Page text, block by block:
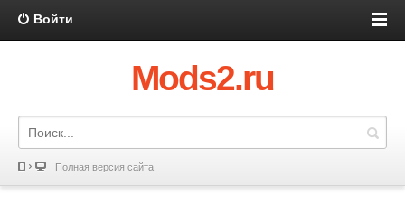
Войти
Mods2.ru
Полная версия сайта